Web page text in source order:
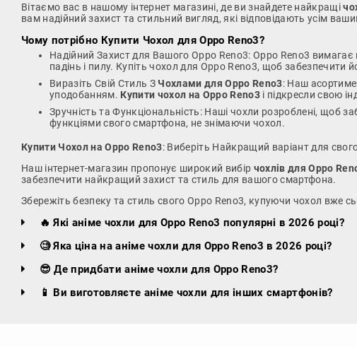
Вітаємо вас в нашому інтернет магазині, де ви знайдете найкращі
вам надійний захист та стильний вигляд, які відповідають усім
Чому потрібно Купити Чохол для Oppo Reno3?
Надійний Захист для Вашого Oppo Reno3: Oppo Reno3
падінь і пилу. Купіть чохол для Oppo Reno3, щоб забезпечити
Виразіть Свій Стиль З Чохлами для Oppo Reno3: Наш
уподобанням. Купити чохол на Oppo Reno3 і підкресли свою
Зручність та Функціональність: Наші чохли розроблені, щоб
функціями свого смартфона, не знімаючи чохол.
Купити Чохол на Oppo Reno3: Виберіть Найкращий варіант для
Наш інтернет-магазин пропонує широкий вибір чохлів для Oppo
забезпечити найкращий захист та стиль для вашого смартфона.
Збережіть безпеку та стиль свого Oppo Reno3, купуючи чохол вже
🔥 Які аніме чохли для Oppo Reno3 популярні в 2026 році?
🧐 Яка ціна на аніме чохли для Oppo Reno3 в 2026 році?
😎 Де придбати аніме чохли для Oppo Reno3?
📱 Ви виготовляєте аніме чохли для інших смартфонів?